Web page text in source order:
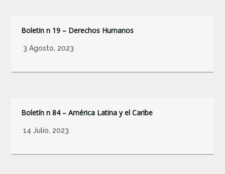
Boletin n 19 – Derechos Humanos
3 Agosto, 2023
Boletín n 84 – América Latina y el Caribe
14 Julio, 2023